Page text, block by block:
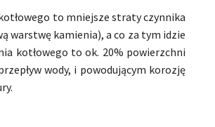
to mniejsze straty czynnika
warstwę kamienia), a co za tym idzie
kotłowego to ok. 20% powierzchni
wody, i powodującym korozję